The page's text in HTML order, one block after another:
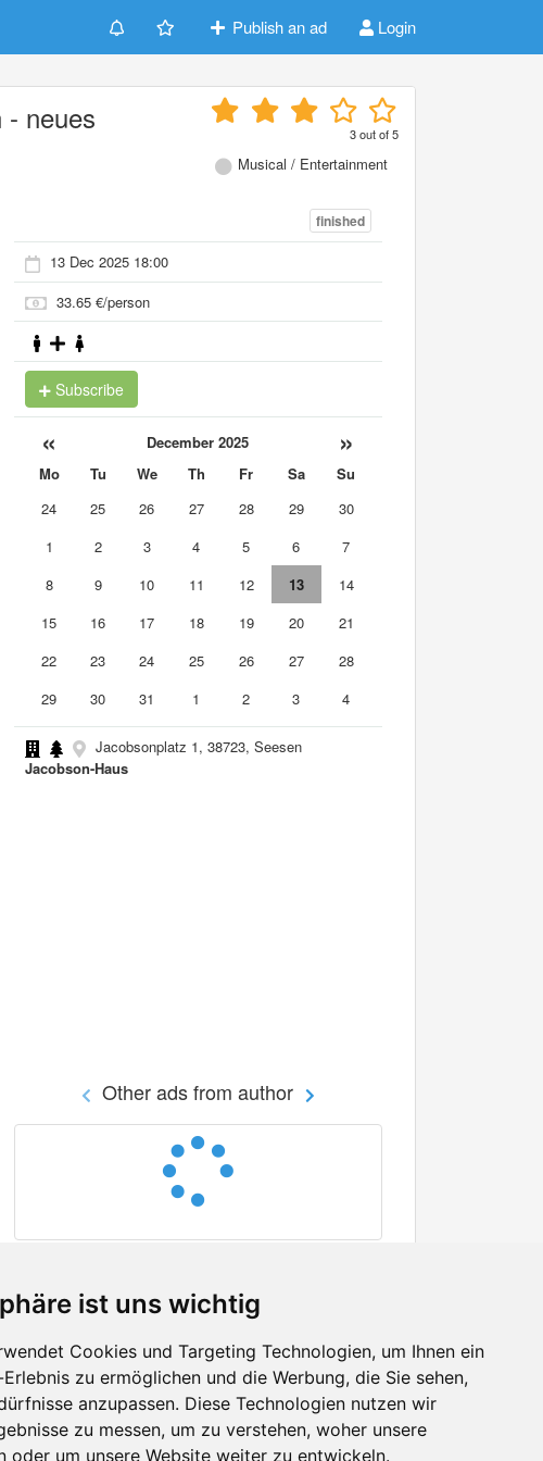
ist uns wichtig
Cookies und Targeting Technologien, um Ihnen ein
zu ermöglichen und die Werbung, die Sie sehen,
anzupassen. Diese Technologien nutzen wir
zu messen, um zu verstehen, woher unsere
oder um unsere Website weiter zu entwickeln.
Publish an ad Login
- neues 3out of5
Musical / Entertainment
finished
13 Dec 2025 18:00
33.65 €/person
Subscribe
« December 2025 »
Mo Tu We Th Fr Sa
Su
24
25 26 27 28 29
30
1
2 3 4 5 6
7
8
9 10 11 12 13
14
15
16 17 18 19 20
21
22
23 24 25 26 27
28
29
30 31 1 2 3 4
Jacobsonplatz 1, 38723, Seesen
Jacobson-Haus
Other ads from author
Facebook
Twitter
YouTube